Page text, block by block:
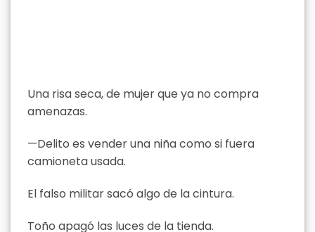
Una risa seca, de mujer que ya no compra
amenazas.
—Delito es vender una niña como si fuera
camioneta usada.
El falso militar sacó algo de la cintura.
Toño apagó las luces de la tienda.